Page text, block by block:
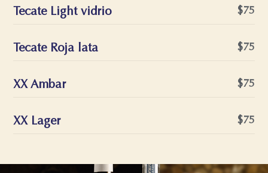
Tecate Light vidrio $75
Tecate Roja lata $75
XX Ambar $75
XX Lager $75